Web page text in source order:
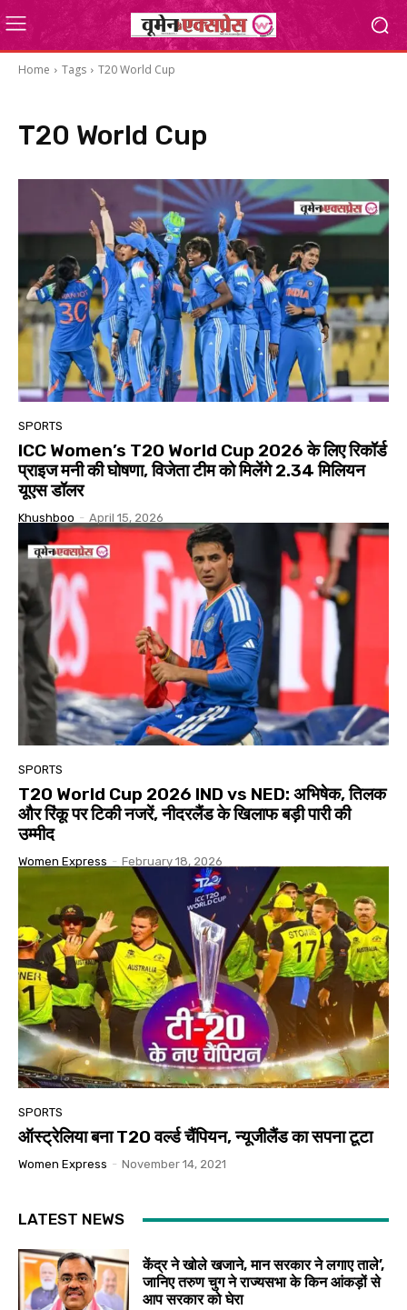
Home Tags T20 World Cup
T20 World Cup
SPORTS
ICC Women’s T20 World Cup 2026 के लिए रिकॉर्ड
प्राइज मनी की घोषणा, विजेता टीम को मिलेंगे 2.34 मिलियन
यूएस डॉलर
Khushboo - April 15, 2026
SPORTS
T20 World Cup 2026 IND vs NED: अभिषेक, तिलक
और रिंकू पर टिकी नजरें, नीदरलैंड के खिलाफ बड़ी पारी की
उम्मीद
Women Express - February 18, 2026
SPORTS
ऑस्ट्रेलिया बना T20 वर्ल्ड चैंपियन, न्यूजीलैंड का सपना टूटा
Women Express - November 14, 2021
LATEST NEWS
केंद्र ने खोले खजाने, मान सरकार ने लगाए ताले’,
जानिए तरुण चुग ने राज्यसभा के किन आंकड़ों से
आप सरकार को घेरा